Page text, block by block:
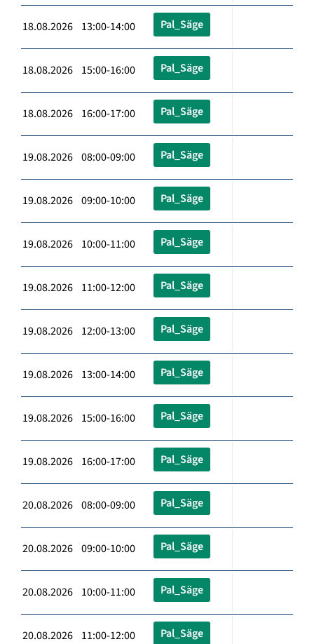
18.08.2026 13:00-14:00 Pal_Säge
18.08.2026 15:00-16:00 Pal_Säge
18.08.2026 16:00-17:00 Pal_Säge
19.08.2026 08:00-09:00 Pal_Säge
19.08.2026 09:00-10:00 Pal_Säge
19.08.2026 10:00-11:00 Pal_Säge
19.08.2026 11:00-12:00 Pal_Säge
19.08.2026 12:00-13:00 Pal_Säge
19.08.2026 13:00-14:00 Pal_Säge
19.08.2026 15:00-16:00 Pal_Säge
19.08.2026 16:00-17:00 Pal_Säge
20.08.2026 08:00-09:00 Pal_Säge
20.08.2026 09:00-10:00 Pal_Säge
20.08.2026 10:00-11:00 Pal_Säge
20.08.2026 11:00-12:00 Pal_Säge